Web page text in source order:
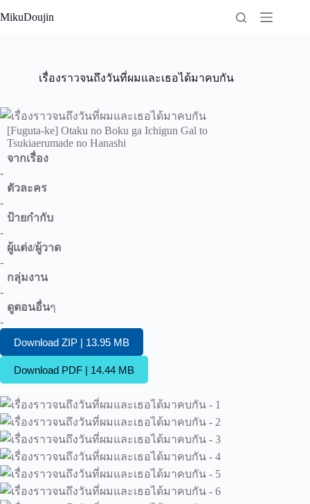
to
MikuDoujin
เรื่องราวจนถึงวันที่ผมและเธอได้มาคบกัน
[Fuguta-ke] Otaku no Boku ga Ichigun Gal to
Tsukiaerumade no Hanashi
จากเรื่อง
-
ตัวละคร
-
ป้ายกำกับ
-
ผู้แต่ง/ผู้วาด
-
กลุ่มงาน
-
ดูตอนอื่นๆ
-
Download ZIP | 13.95 MB
Download PDF | 14.44 MB